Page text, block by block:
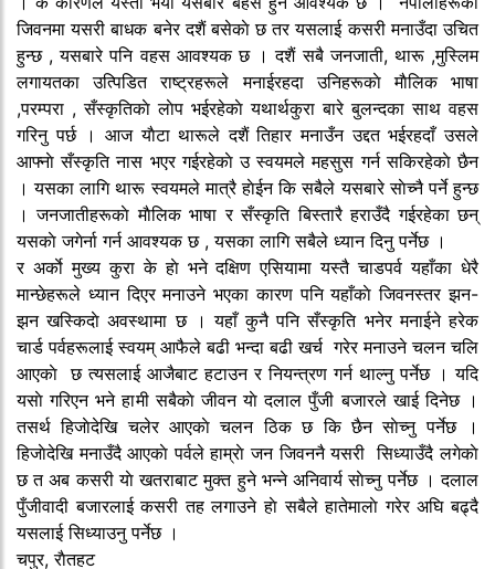
जिवनमा यसरी बाधक बनेर दशैं बसेकाे छ तर यसलाई कसरी मनाउँदा उचित
हुन्छ , यसबारे पनि वहस आवश्यक छ । दशैं सबै जनजाती, थारू ,मुस्लिम
लगायतका उत्पिडित राष्ट्रहरूले मनाईरहदा उनिहरूकाे माैलिक भाषा
,परम्परा , सँस्कृतिकाे लाेप भईरहेकाे यथार्थकुरा बारे बुलन्दका साथ वहस
गरिनु पर्छ । आज याैटा थारूले दशैं तिहार मनाउँन उद्दत भईरहदाँ उसले
आफ्नाे सँस्कृति नास भएर गईरहेकाे उ स्वयमले महसुस गर्न सकिरहेकाे छैन
। यसका लागि थारू स्वयमले मात्रै हाेईन कि सबैले यसबारे साेच्नै पर्ने हुन्छ
। जनजातीहरूकाे माैलिक भाषा र सँस्कृति बिस्तारै हराउँदै गईरहेका छन्
यसकाे जगेर्ना गर्न आवश्यक छ , यसका लागि सबैले ध्यान दिनु पर्नेछ ।
र अर्काे मुख्य कुरा के हाे भने दक्षिण एसियामा यस्तै चाडपर्व यहाँका धेरै
मान्छेहरूले ध्यान दिएर मनाउने भएका कारण पनि यहाँकाे जिवनस्तर झन-
झन खस्किदाे अवस्थामा छ । यहाँ कुनै पनि सँस्कृति भनेर मनाईने हरेक
चार्ड पर्वहरूलाई स्वयम् आफैले बढी भन्दा बढी खर्च गरेर मनाउने चलन चलि
आएकाे छ त्यसलाई आजैबाट हटाउन र नियन्त्रण गर्न थाल्नु पर्नेछ । यदि
यसाे गरिएन भने हामी सबैकाे जीवन याे दलाल पुँजी बजारले खाई दिनेछ ।
तसर्थ हिजाेदेखि चलेर आएकाे चलन ठिक छ कि छैन साेच्नु पर्नेछ ।
हिजाेदेखि मनाउँदै आएकाे पर्वले हाम्राे जन जिवननै यसरी सिध्याउँदै लगेकाे
छ त अब कसरी याे खतराबाट मुक्त हुने भन्ने अनिवार्य साेच्नु पर्नेछ । दलाल
पुँजीवादी बजारलाई कसरी तह लगाउने हाे सबैले हातेमालाे गरेर अघि बढ्दै
यसलाई सिध्याउनु पर्नेछ ।
चपुर, राैतहट